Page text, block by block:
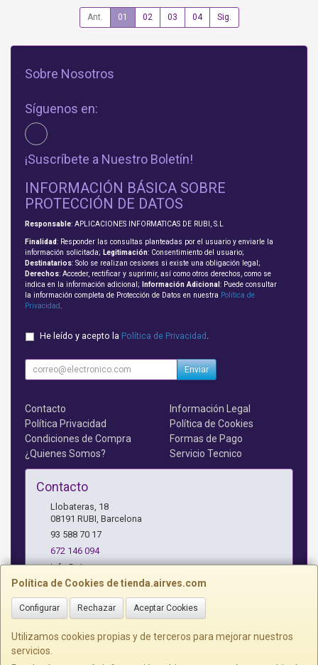
Ant. 01 02 03 04 Sig.
Política de Cookies de tienda.airves.com
Configurar Rechazar Aceptar Cookies
Utilizamos cookies propias y de terceros para mejorar nuestros
servicios.
Sobre Nosotros
Síguenos en:
¡Suscríbete a Nuestro Boletín!
INFORMACIÓN BÁSICA SOBRE
PROTECCIÓN DE DATOS
Responsable: APLICACIONES INFORMATICAS DE RUBI, S.L
Finalidad: Responder las consultas planteadas por el usuario y enviarle la
información solicitada; Legitimación: Consentimiento del usuario;
Destinatarios: Solo se realizan cesiones si existe una obligación legal;
Derechos: Acceder, rectificar y suprimir, así como otros derechos, como se
indica en la información adicional;
Información Adicional : Puede consultar
la información completa de Protección de Datos en nuestra Política de
Privacidad
He leído y acepto la Política de Privacidad
Enviar
Contacto
Información Legal
Política Privacidad
Política de Cookies
Condiciones de Compra
Formas de Pago
¿Quienes Somos?
Servicio Tecnico
Contacto
Llobateras, 18
08191 RUBI Barcelona
93 588 70 17
672 146 094
info@airves.com
Horario
Lunes a Jueves - 17 a 20 horas